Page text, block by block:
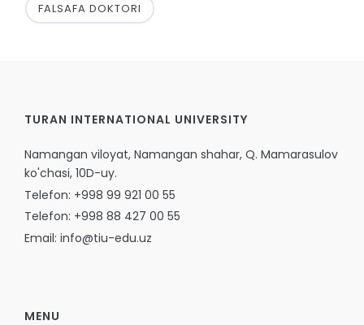
FALSAFA DOKTORI
TURAN INTERNATIONAL UNIVERSITY
Namangan viloyat, Namangan shahar, Q. Mamarasulov
ko'chasi, 10D-uy.
Telefon: +998 99 921 00 55
Telefon: +998 88 427 00 55
Email: info@tiu-edu.uz
MENU